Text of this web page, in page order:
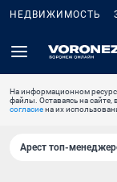
НЕДВИЖИМОСТЬ
На информационном
файлы. Оставаясь на
согласиена их
Арест топ-